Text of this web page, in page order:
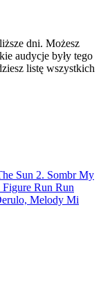
dni. Możesz
audycje były tego
listę wszystkich
Sun 2. Sombr My
Run Run
Melody Mi